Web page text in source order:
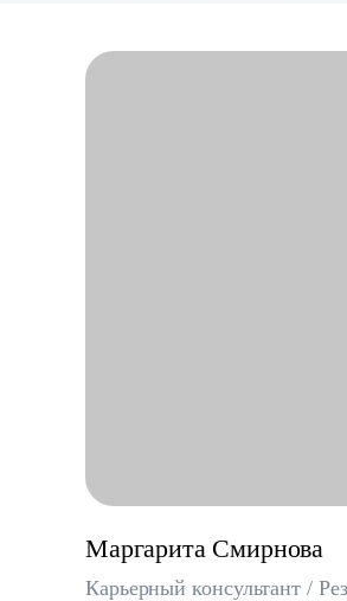
Маргарита Смирнова
Карьерный консультант /